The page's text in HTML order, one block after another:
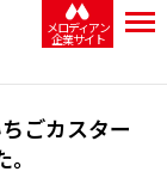
メロディアン
企業サイト
ごカスター